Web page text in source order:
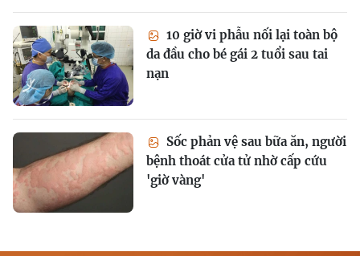
10 giờ vi phẫu nối lại toàn bộ
da đầu cho bé gái 2 tuổi sau tai
nạn
Sốc phản vệ sau bữa ăn, người
bệnh thoát cửa tử nhờ cấp cứu
'giờ vàng'